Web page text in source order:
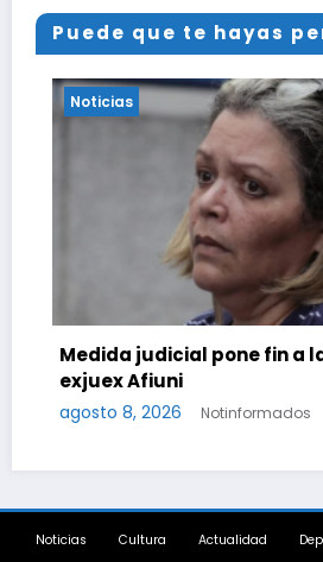
Puede que te hayas
Noticias
Medida judicial pone fin a la
exjuex Afiuni
agosto 8, 2026 Notinformados
Noticias Cultura Actualidad